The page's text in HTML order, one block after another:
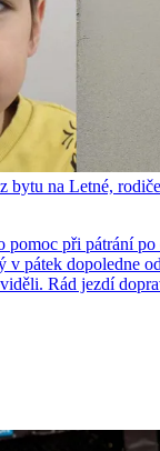
bytu na Letné,
pomoc při pátrání
v pátek dopoledne
Rád jezdí